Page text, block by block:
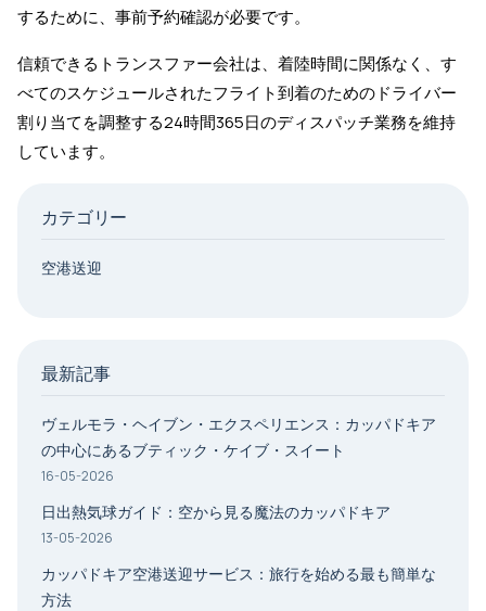
するために、事前予約確認が必要です。
信頼できるトランスファー会社は、着陸時間に関係なく、す
べてのスケジュールされたフライト到着のためのドライバー
割り当てを調整する24時間365日のディスパッチ業務を維持
しています。
カテゴリー
空港送迎
最新記事
ヴェルモラ・ヘイブン・エクスペリエンス：カッパドキア
の中心にあるブティック・ケイブ・スイート
16-05-2026
日出熱気球ガイド：空から見る魔法のカッパドキア
13-05-2026
カッパドキア空港送迎サービス：旅行を始める最も簡単な
方法